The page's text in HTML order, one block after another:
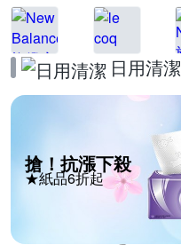
日用清潔
搶！抗漲下殺
★紙品6折起